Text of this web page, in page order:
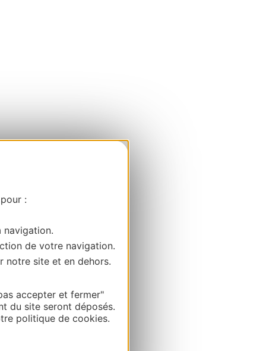
:
navigation.
de votre navigation.
notre site et en dehors.
accepter et fermer"
du site seront déposés.
politique de cookies.